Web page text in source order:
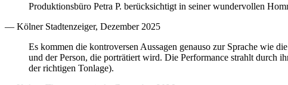
Produktionsbüro Petra P. berücksichtigt in seiner wundervollen
— Kölner Stadtenzeiger, Dezember 2025
Es kommen die kontroversen Aussagen genauso zur Sprache wie
und der Person, die porträtiert wird. Die Performance strahlt durch
der richtigen Tonlage).